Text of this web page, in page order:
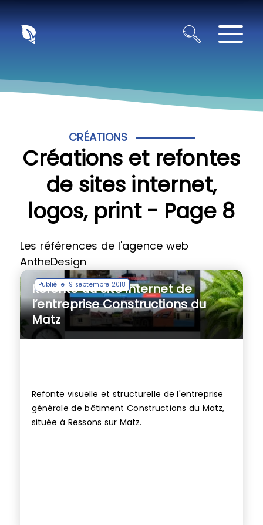
CRÉATIONS
Créations et refontes
de sites internet,
logos, print - Page 8
Les références de l'agence web
AntheDesign
Publié le 19 septembre 2018
Refonte du site internet de
l’entreprise Constructions du
Matz
Refonte visuelle et structurelle de l'entreprise
générale de bâtiment Constructions du Matz,
située à Ressons sur Matz.
Panneau de gestion des cookies